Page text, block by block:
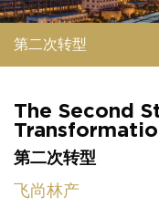
第二次转型
The Second
第二次转型
飞尚林产